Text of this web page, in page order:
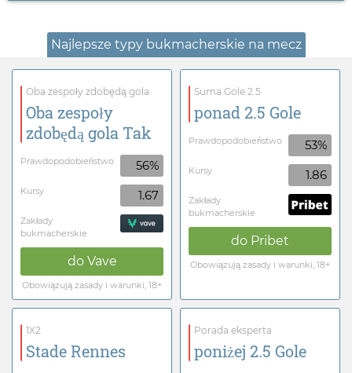
Najlepsze typy bukmacherskie na mecz
Oba zespoły zdobędą gola
Oba zespoły
zdobędą gola Tak
Prawdopodobieństwo 56%
Kursy 1.67
Zakłady
bukmacherskie
do Vave
Obowiązują zasady i warunki, 18+
Suma Gole 2.5
ponad 2.5 Gole
Prawdopodobieństwo 53%
Kursy 1.86
Zakłady
bukmacherskie
do Pribet
Obowiązują zasady i warunki, 18+
1X2
Stade Rennes
Porada eksperta
poniżej 2.5 Gole